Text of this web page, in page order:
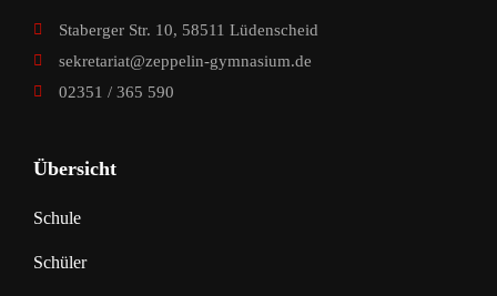
Staberger Str. 10, 58511 Lüdenscheid
sekretariat@zeppelin-gymnasium.de
02351 / 365 590
Übersicht
Schule
Schüler